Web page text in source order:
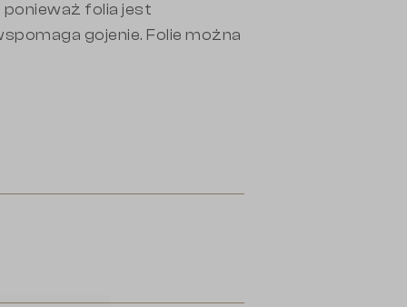
folia jest
gojenie. Folie można